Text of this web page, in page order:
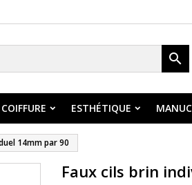

ESTHÉTIQUE
14mm par 90
Faux cils brin